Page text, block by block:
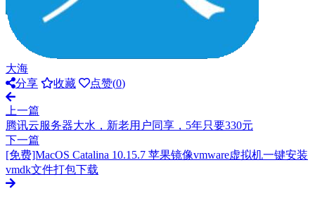
大海
分享
收藏 点赞(0)
上一篇
腾讯云服务器大水，新老用户同享，5年只要330元
下一篇
[免费]MacOS Catalina 10.15.7 苹果镜像vmware虚拟机一键安装
vmdk文件打包下载